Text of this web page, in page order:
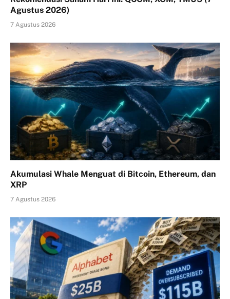
Agustus 2026)
7 Agustus 2026
Akumulasi Whale Menguat di Bitcoin, Ethereum, dan
XRP
7 Agustus 2026